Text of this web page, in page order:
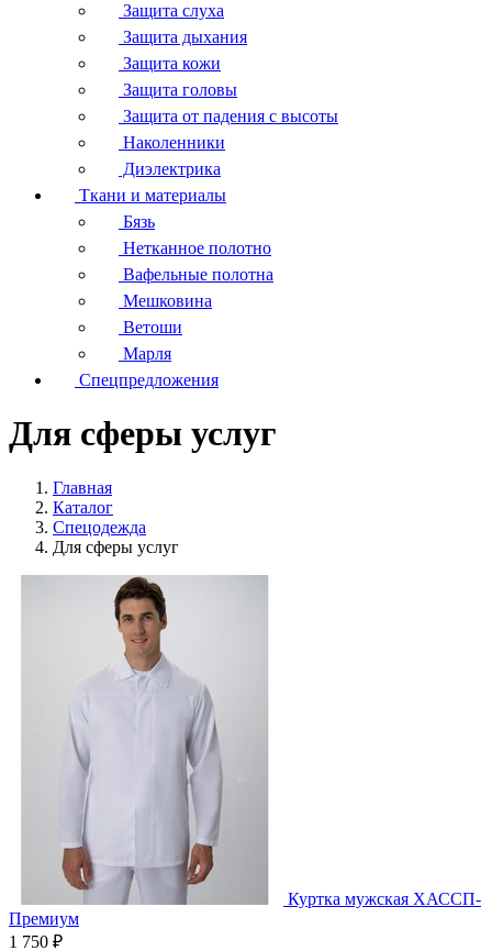
Защита слуха
Защита дыхания
Защита кожи
Защита головы
Защита от падения с высоты
Наколенники
Диэлектрика
Ткани и материалы
Бязь
Нетканное полотно
Вафельные полотна
Мешковина
Ветоши
Марля
Спецпредложения
Для сферы услуг
Главная
Каталог
Спецодежда
Для сферы услуг
Куртка мужская ХАССП-
Премиум
1 750 ₽